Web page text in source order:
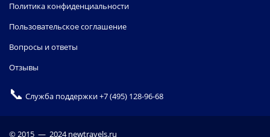
Политика конфиденциальности
Пользовательское соглашение
Вопросы и ответы
Отзывы
📞 Служба поддержки+7 (495) 128-96-68
© 2015 — 2024 newtravels.ru